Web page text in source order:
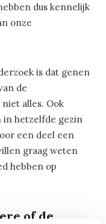
dus kennelijk
onze
is dat genen
de
alles. Ook
in hetzelfde gezin
een deel een
graag weten
hebben op
of de